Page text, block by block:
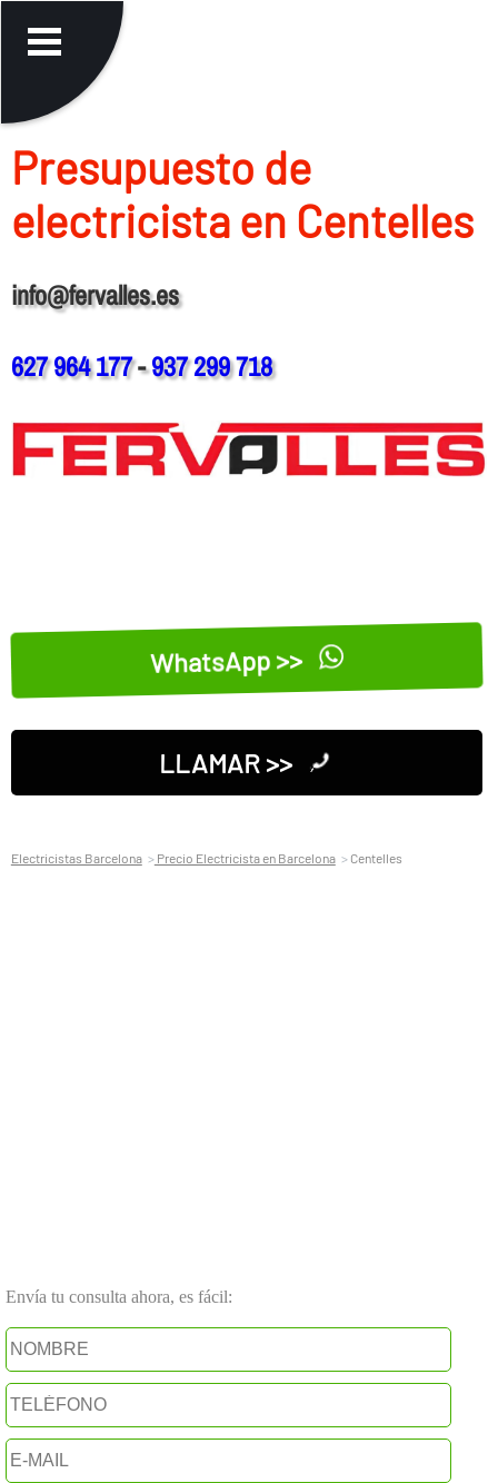
Presupuesto de
electricista en Centelles
info@fervalles.es
627 964 177-937 299 718
WhatsApp >>
LLAMAR >>
Electricistas Barcelona Precio Electricista en Barcelona Centelles
Envía tu consulta ahora, es fácil: